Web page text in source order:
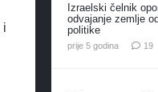
i
Izraelski čelnik
odvajanje zemlje
politike
prije 5 godina 19